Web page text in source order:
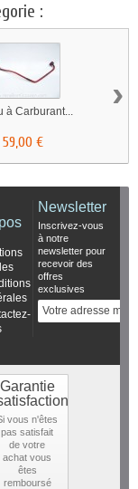
:
à Carburant...
59,00 €
›
Newsletter
Inscrivez-vous
à notre
newsletter pour
recevoir des
offres
exclusives
Garantie
vous n'êtes
pas satisfait
de votre
achat vous
êtes
remboursé